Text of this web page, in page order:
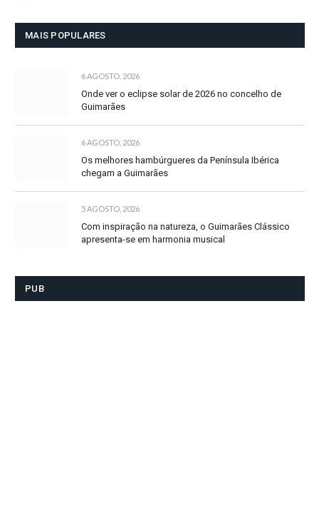
MAIS POPULARES
6 AGOSTO, 2026
Onde ver o eclipse solar de 2026 no concelho de
Guimarães
6 AGOSTO, 2026
Os melhores hambúrgueres da Península Ibérica
chegam a Guimarães
5 AGOSTO, 2026
Com inspiração na natureza, o Guimarães Clássico
apresenta-se em harmonia musical
PUB